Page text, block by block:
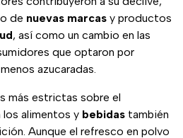
de nuevas marcas y productos
, así como un cambio en las
que optaron por
azucaradas.
más estrictas sobre el
los alimentos y bebidas también
Aunque el refresco en polvo